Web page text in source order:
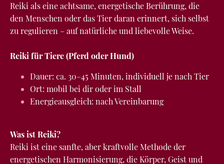
Reiki als eine achtsame, energetische Berührung, die
den Menschen oder das Tier daran erinnert, sich selbst
zu regulieren – auf natürliche und liebevolle Weise.
Reiki für Tiere (Pferd oder Hund)
Dauer: ca. 30–45 Minuten, individuell je nach Tier
Ort: mobil bei dir oder im Stall
Energieausgleich: nach Vereinbarung
Was ist Reiki?
Reiki ist eine sanfte, aber kraftvolle Methode der
energetischen Harmonisierung, die Körper, Geist und